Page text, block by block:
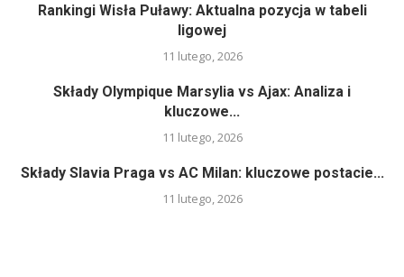
Rankingi Wisła Puławy: Aktualna pozycja w tabeli
ligowej
11 lutego, 2026
Składy Olympique Marsylia vs Ajax: Analiza i
kluczowe...
11 lutego, 2026
Składy Slavia Praga vs AC Milan: kluczowe postacie...
11 lutego, 2026